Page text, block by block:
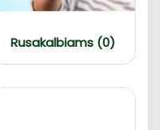
Rusakalbiams (0)